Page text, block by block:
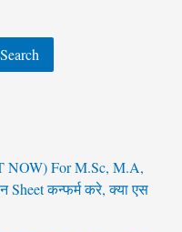
Search
NOW) For M.Sc, M.A,
Sheet कन्फर्म करे, क्या एस